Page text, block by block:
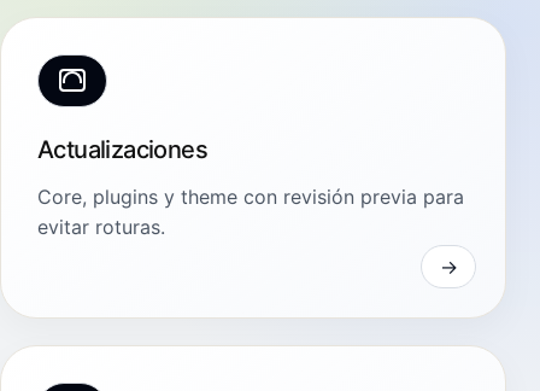
Actualizaciones
Core, plugins y theme con revisión previa para
evitar roturas.